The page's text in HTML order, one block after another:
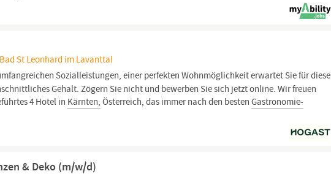
St Leonhard im Lavanttal
Sozialleistungen, einer perfekten Wohnmöglichkeit erwartet Sie für diese
Gehalt. Zögern Sie nicht und bewerben Sie sich jetzt online. Wir freuen
4 Hotel in Kärnten, Österreich, das immer nach den bestenGastronomie-
& Deko (m/w/d)